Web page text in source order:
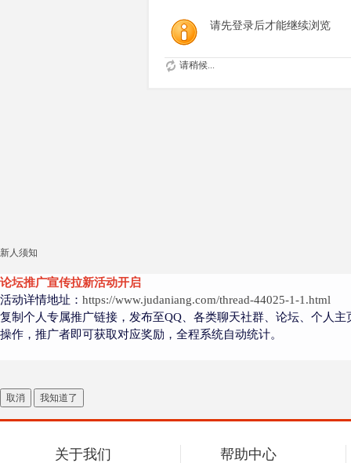
请先登录后才能继续浏览
请稍候...
新人须知
论坛推广宣传拉新活动开启
活动详情地址： https://www.judaniang.com/thread-44025-1-1.html
复制个人专属推广链接，发布至QQ、各类聊天社群、论坛、个人
操作，推广者即可获取对应奖励，全程系统自动统计。
取消 我知道了
关于我们 帮助中心